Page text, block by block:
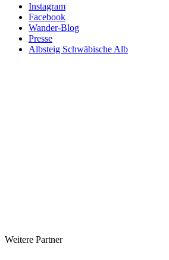
Instagram
Facebook
Wander-Blog
Presse
Albsteig Schwäbische Alb
Weitere Partner